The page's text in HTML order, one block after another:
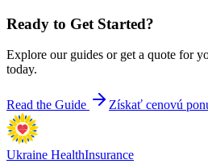
Ready to Get Started?
Explore our guides or get a quote for
today.
Read the Guide Získať cenovú
Ukraine HealthInsurance